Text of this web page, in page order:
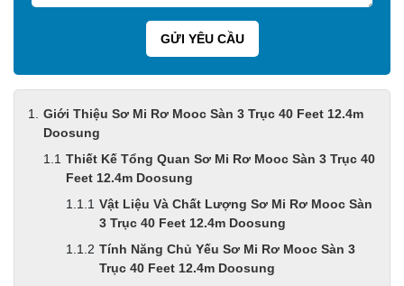
Giới Thiệu Sơ Mi Rơ Mooc Sàn 3 Trục 40 Feet 12.4m
Doosung
Thiết Kế Tổng Quan Sơ Mi Rơ Mooc Sàn 3 Trục 40
Feet 12.4m Doosung
Vật Liệu Và Chất Lượng Sơ Mi Rơ Mooc Sàn
3 Trục 40 Feet 12.4m Doosung
Tính Năng Chủ Yếu Sơ Mi Rơ Mooc Sàn 3
Trục 40 Feet 12.4m Doosung